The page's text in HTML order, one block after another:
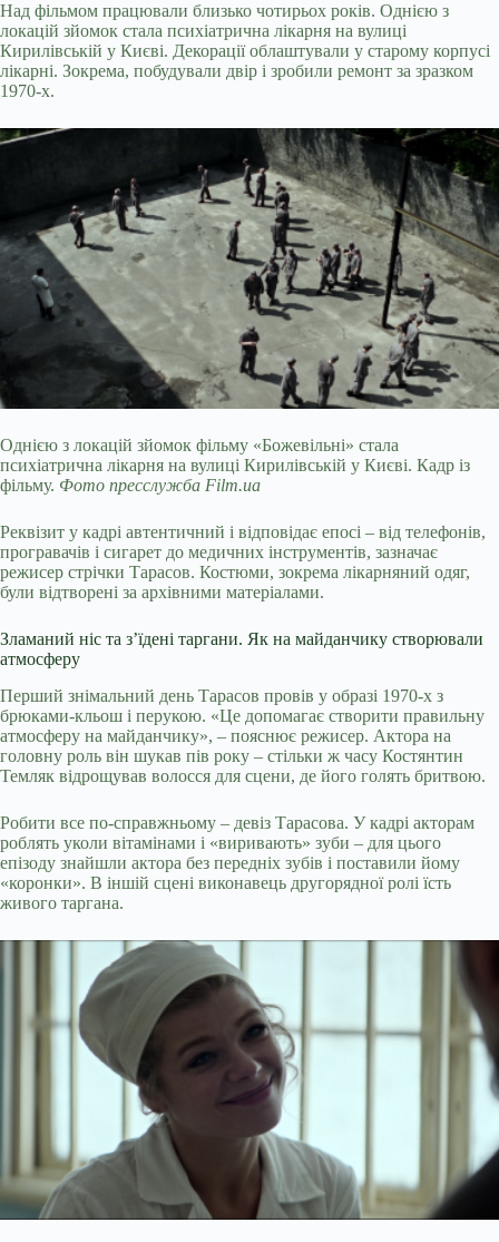
Над фільмом працювали близько чотирьох років. Однією з
локацій зйомок стала психіатрична лікарня на вулиці
Кирилівській у Києві. Декорації облаштували у старому корпусі
лікарні. Зокрема, побудували двір і зробили ремонт за зразком
1970-х.
Однією з локацій зйомок фільму «Божевільні» стала
психіатрична лікарня на вулиці Кирилівській у Києві. Кадр із
фільму. Фото пресслужба Film.ua
Реквізит у кадрі автентичний і відповідає епосі – від телефонів,
програвачів і сигарет до медичних інструментів, зазначає
режисер стрічки Тарасов. Костюми, зокрема лікарняний одяг,
були відтворені за архівними матеріалами.
Зламаний ніс та зʼїдені таргани. Як на майданчику створювали
атмосферу
Перший знімальний день Тарасов провів у образі 1970-х з
брюками-кльош і перукою. «Це допомагає створити правильну
атмосферу на майданчику», – пояснює режисер. Актора на
головну роль він шукав пів року – стільки ж часу Костянтин
Темляк відрощував волосся для сцени, де його голять бритвою.
Робити все по-справжньому – девіз Тарасова. У кадрі акторам
роблять уколи вітамінами і «виривають» зуби – для цього
епізоду знайшли актора без передніх зубів і поставили йому
«коронки». В іншій сцені виконавець другорядної ролі їсть
живого таргана.